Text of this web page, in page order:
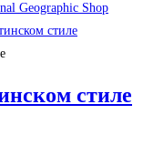
Geographic Shop
стиле